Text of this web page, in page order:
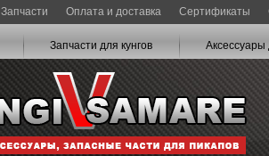
Запчасти Оплата и доставка Сертификаты
Запчасти для кунгов Аксессуары